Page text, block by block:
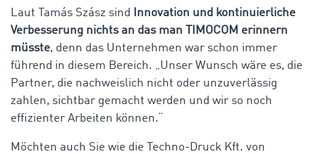
Laut Tamás Szász sind
Innovation und kontinuierliche
Verbesserung nichts an das man TIMOCOM erinnern
müsste, denn das Unternehmen war schon immer
führend in diesem Bereich. „Unser Wunsch wäre es, die
Partner, die nachweislich nicht oder unzuverlässig
zahlen, sichtbar gemacht werden und wir so noch
effizienter Arbeiten können.“
Möchten auch Sie wie die Techno-Druck Kft. von